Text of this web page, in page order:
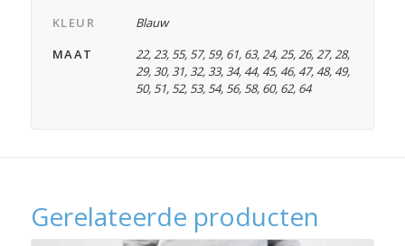
KLEUR
Blauw
MAAT
22,23, 55, 57, 59, 61, 63,24,25,26,27,28,
29,30,31,32,33,34, 44, 45, 46, 47, 48, 49,
50, 51, 52, 53, 54, 56, 58, 60, 62, 64
Gerelateerde producten